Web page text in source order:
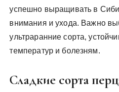
успешно выращивать в
внимания и ухода. Важно
ультраранние сорта,
температур и болезням.
Сладкие сорта